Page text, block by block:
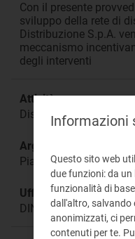
Con il presente
sviluppo della rete di
Distribuzione S.p.A.
meccanismo
degli interventi
Attività:
Distribuzione
Argomento:
Piani di sviluppo e
Ufficio responsabile:
DINE
Informazioni
Questo sito web
due funzioni: da
funzionalità di
dall'altro, salvando
anonimizzati, ci
contenuti per te.